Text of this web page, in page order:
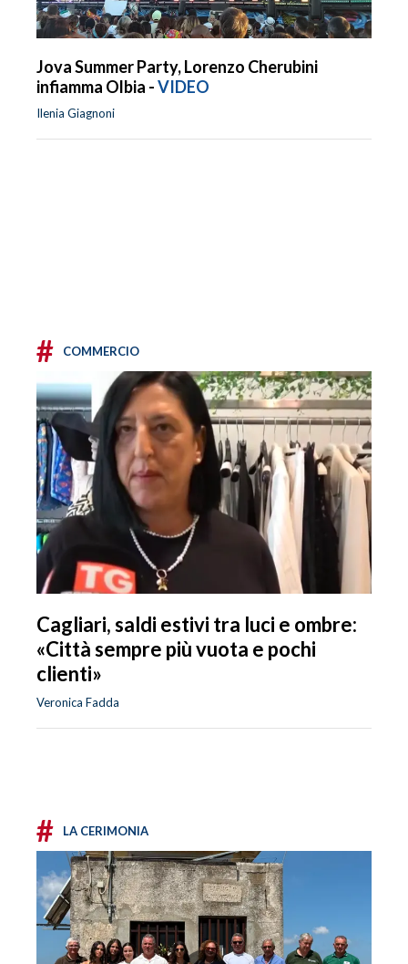
Jova Summer Party, Lorenzo Cherubini
infiamma Olbia -VIDEO
Ilenia Giagnoni
# COMMERCIO
Cagliari, saldi estivi tra luci e ombre:
«Città sempre più vuota e pochi
clienti»
Veronica Fadda
# LA CERIMONIA